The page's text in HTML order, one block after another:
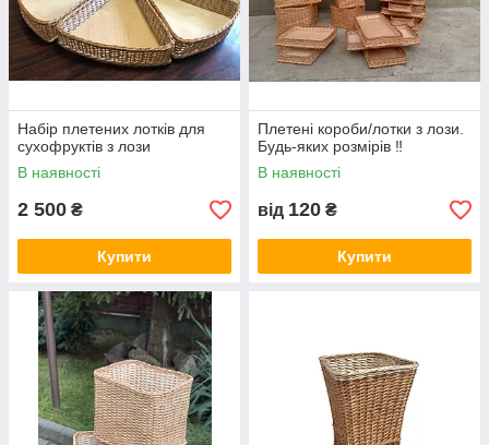
Набір плетених лотків для
сухофруктів з лози
В наявності
2 500 ₴
Купити
Плетені короби/лотки з лози.
Будь-яких розмірів ‼️
В наявності
від 120 ₴
Купити